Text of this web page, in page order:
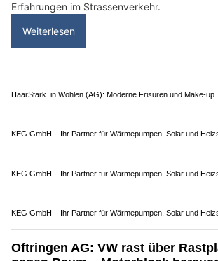
ASBI Arbeitssicherheit GmbH, Muttenz BL – Sicherheit für
KEG GmbH – Ihr Partner für Wärmepumpen, Solar und